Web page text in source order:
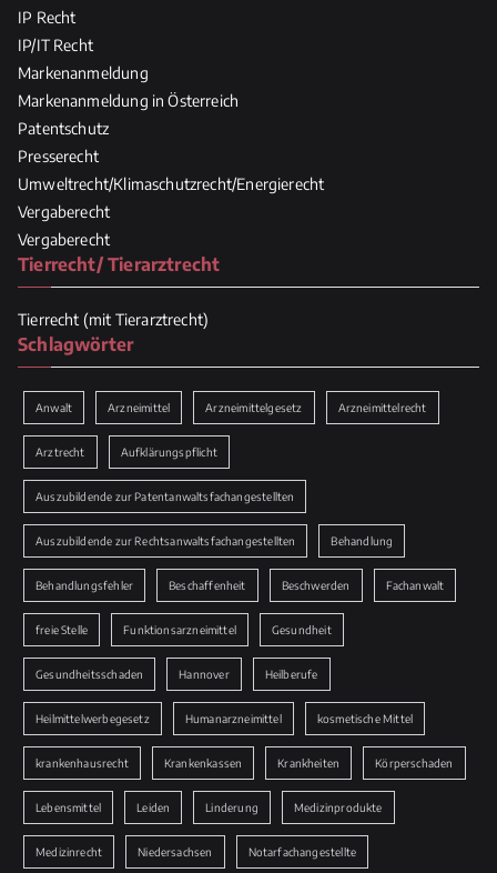
IP Recht
IP/IT Recht
Markenanmeldung
Markenanmeldung in Österreich
Patentschutz
Presserecht
Umweltrecht/Klimaschutzrecht/Energierecht
Vergaberecht
Vergaberecht
Tierrecht/ Tierarztrecht
Tierrecht (mit Tierarztrecht)
Schlagwörter
Anwalt Arzneimittel Arzneimittelgesetz Arzneimittelrecht
Arztrecht Aufklärungspflicht
Auszubildende zur Patentanwaltsfachangestellten
Auszubildende zur Rechtsanwaltsfachangestellten Behandlung
Behandlungsfehler Beschaffenheit Beschwerden Fachanwalt
freie Stelle Funktionsarzneimittel Gesundheit
Gesundheitsschaden Hannover Heilberufe
Heilmittelwerbegesetz Humanarzneimittel kosmetische Mittel
krankenhausrecht Krankenkassen Krankheiten Körperschaden
Lebensmittel Leiden Linderung Medizinprodukte
Medizinrecht Niedersachsen Notarfachangestellte